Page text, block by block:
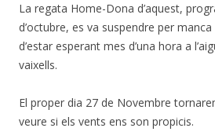
La regata Home-Dona d’aquest,
d’octubre, es va suspendre per
d’estar esperant mes d’una hora a
vaixells.
El proper dia 27 de Novembre
veure si els vents ens son propicis.